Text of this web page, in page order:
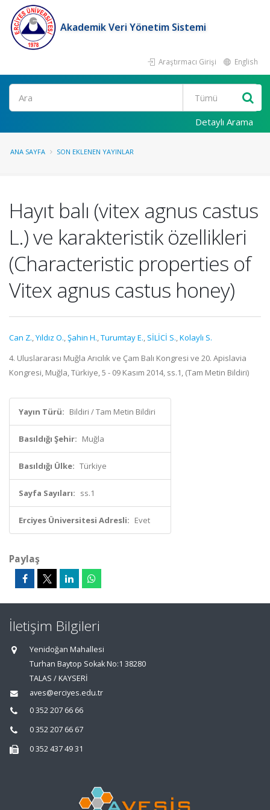
Akademik Veri Yönetim Sistemi
Araştırmacı Girişi English
Ara
Detaylı Arama
ANA SAYFA SON EKLENEN YAYINLAR
Hayıt balı (vitex agnus castus
L.) ve karakteristik özellikleri
(Characteristic properties of
Vitex agnus castus honey)
Can Z.,Yıldız O.,Şahin H.,Turumtay E., SİLİCİ S.,Kolaylı S.
4. Uluslararası Muğla Arıcılık ve Çam Balı Kongresi ve 20. Apislavia
Kongresi, Muğla, Türkiye, 5 - 09 Kasım 2014, ss.1, (Tam Metin Bildiri)
Yayın Türü: Bildiri / Tam Metin Bildiri
Basıldığı Şehir: Muğla
Basıldığı Ülke: Türkiye
Sayfa Sayıları: ss.1
Erciyes Üniversitesi Adresli: Evet
Paylaş
İletişim Bilgileri
Yenidoğan Mahallesi
Turhan Baytop Sokak No:1 38280
TALAS / KAYSERİ
aves@erciyes.edu.tr
0 352 207 66 66
0 352 207 66 67
0 352 437 49 31